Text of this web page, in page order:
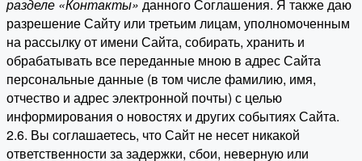
разделе «Контакты» данного Соглашения. Я также даю
разрешение Сайту или третьим лицам, уполномоченным
на рассылку от имени Сайта, собирать, хранить и
обрабатывать все переданные мною в адрес Сайта
персональные данные (в том числе фамилию, имя,
отчество и адрес электронной почты) с целью
информирования о новостях и других событиях Сайта.
2.6. Вы соглашаетесь, что Сайт не несет никакой
ответственности за задержки, сбои, неверную или